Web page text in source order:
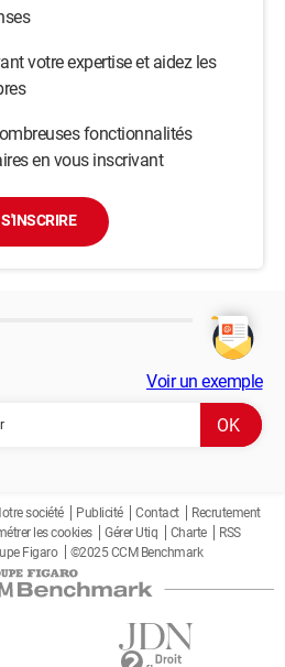
votre expertise et aidez les
fonctionnalités
en vous inscrivant
S'INSCRIRE
Voir un exemple
société Publicité Contact
Recrutement
les cookies Gérer Utiq Charte
RSS
Figaro ©2025 CCM Benchmark